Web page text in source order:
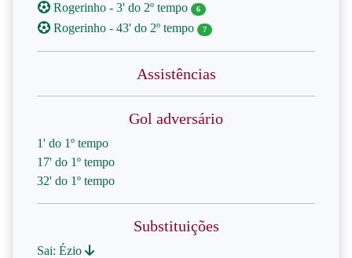
Rogerinho - 3' do 2º tempo
6
Rogerinho - 43' do 2º tempo 7
Assistências
Gol adversário
1' do 1º tempo
17' do 1º tempo
32' do 1º tempo
Substituições
Sai: Ézio